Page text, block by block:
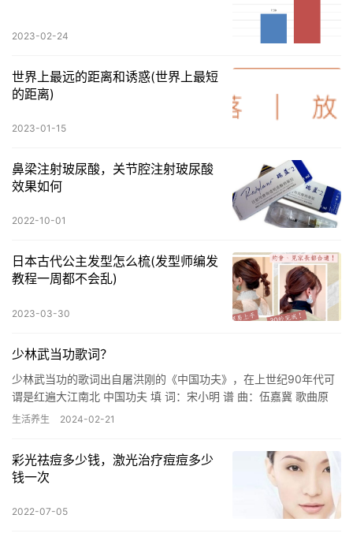
2023-02-24
世界上最远的距离和诱惑(世界上最短
的距离)
2023-01-15
鼻梁注射玻尿酸，关节腔注射玻尿酸
效果如何
2022-10-01
日本古代公主发型怎么梳(发型师编发
教程一周都不会乱)
2023-03-30
少林武当功歌词？
少林武当功的歌词出自屠洪刚的《中国功夫》，在上世纪90年代可
谓是红遍大江南北 中国功夫 填 词：宋小明 谱 曲：伍嘉冀 歌曲原
唱：屠洪刚 卧似一张弓 站似一棵松 不动不摇坐如钟 走…
生活养生 2024-02-21
彩光祛痘多少钱，激光治疗痘痘多少
钱一次
2022-07-05